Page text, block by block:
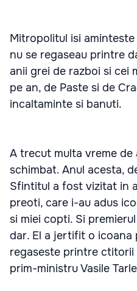
Mitropolitul isi
nu se regaseau printre
anii grei de razboi si cei
pe an, de Paste si de
incaltaminte si banuti.
A trecut multa vreme
schimbat. Anul acesta,
Sfintitul a fost vizitat in
preoti, care i-au adus
si miei copti. Si
dar. El a jertifit o icoana
regaseste printre
prim-ministru Vasile